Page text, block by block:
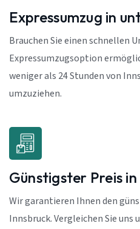
Expressumzug in
Brauchen Sie einen schnellen
Expressumzugsoption
weniger als 24 Stunden von
umzuziehen.
Günstigster Preis
Wir garantieren Ihnen den
Innsbruck. Vergleichen Sie uns